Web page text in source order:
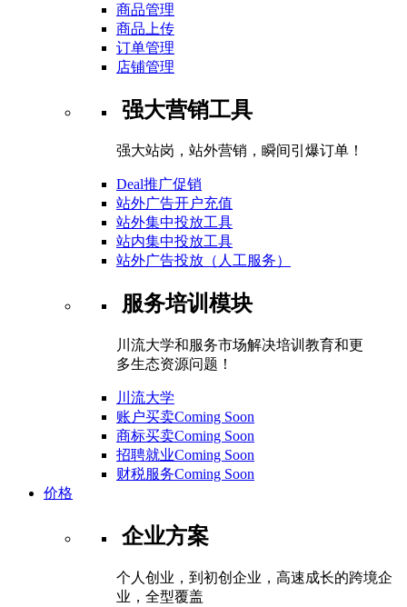
商品管理
商品上传
订单管理
店铺管理
强大营销工具
强大站岗，站外营销，瞬间引爆订单！
Deal推广促销
站外广告开户充值
站外集中投放工具
站内集中投放工具
站外广告投放（人工服务）
服务培训模块
川流大学和服务市场解决培训教育和更
多生态资源问题！
川流大学
账户买卖Coming Soon
商标买卖Coming Soon
招聘就业Coming Soon
财税服务Coming Soon
价格
企业方案
个人创业，到初创企业，高速成长的跨境企
业，全型覆盖